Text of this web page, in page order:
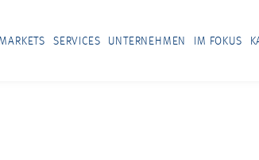
MARKETS SERVICES UNTERNEHMEN IM FOKUS